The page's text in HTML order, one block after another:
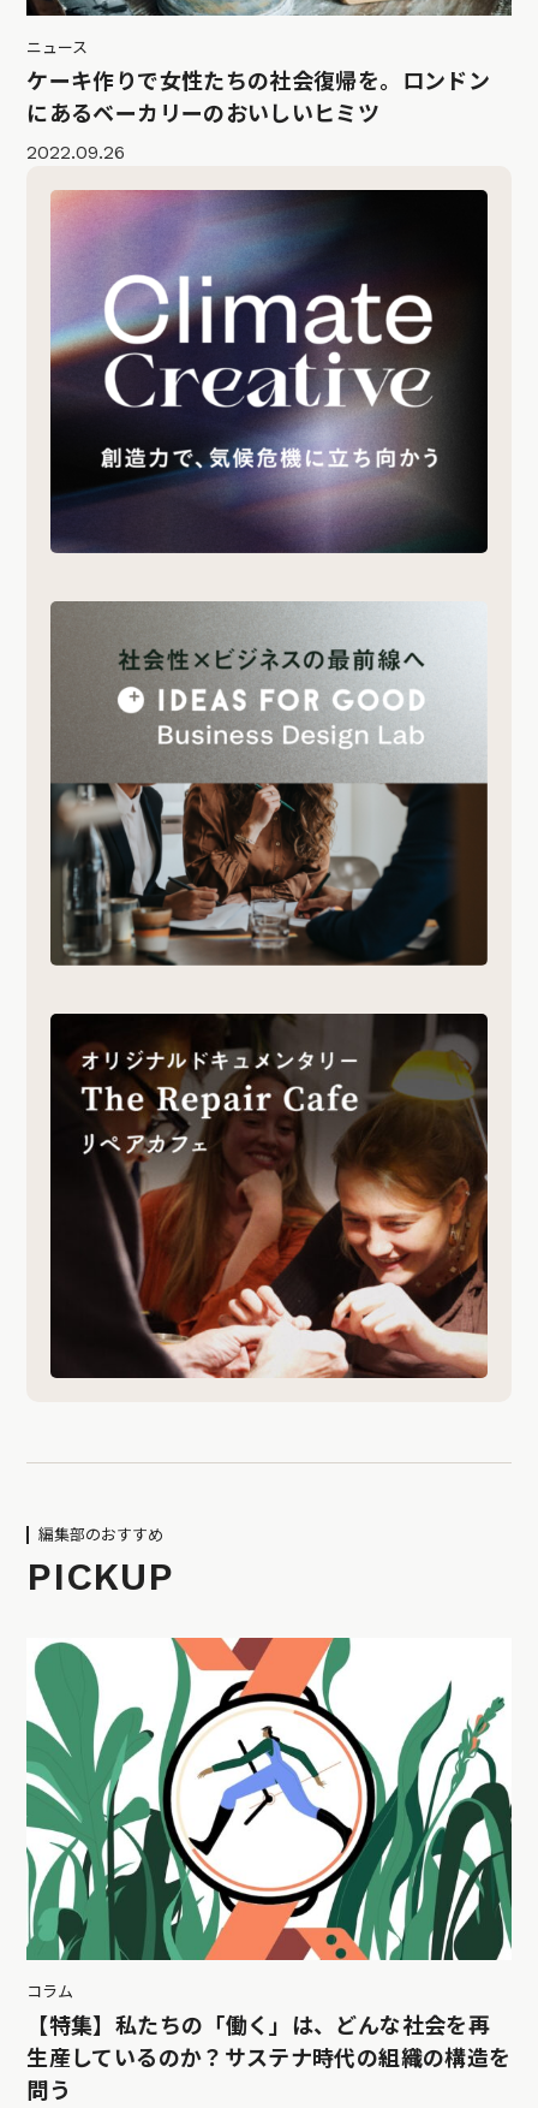
ニュース
ケーキ作りで女性たちの社会復帰を。ロンドン
にあるベーカリーのおいしいヒミツ
2022.09.26
編集部のおすすめ
PICKUP
コラム
【特集】私たちの「働く」は、どんな社会を再
生産しているのか？サステナ時代の組織の構造を
問う